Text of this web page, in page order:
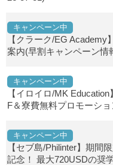
キャンペーン中
【クラーク/EG
案内(早割キャンペーン情
キャンペーン中
【イロイロ/MK
F＆寮費無料プロモーショ
キャンペーン中
【セブ島/Philinter】期間
記念！ 最大720USDの奨